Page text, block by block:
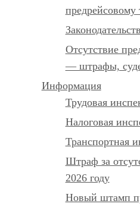
предрейсовому
Отсутствие
— штрафы,
Информация
Трудовая
Налоговая
Транспортная
Штраф за
2026 году
Новый штамп